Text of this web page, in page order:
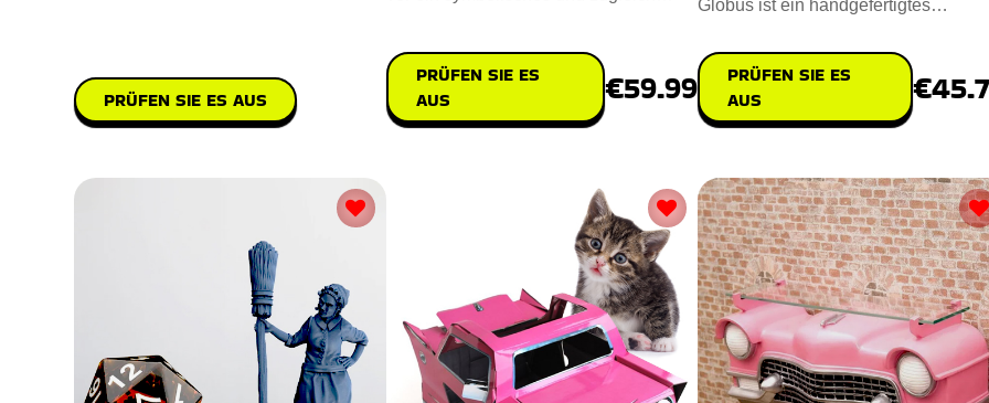
PRÜFEN SIE ES AUS
PRÜFEN SIE ES
AUS
€59.99
Globus ist ein handgefertigtes
PRÜFEN SIE ES
AUS